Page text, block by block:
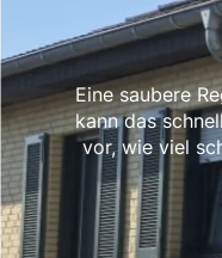
Eine saubere
kann das
vor, wie viel